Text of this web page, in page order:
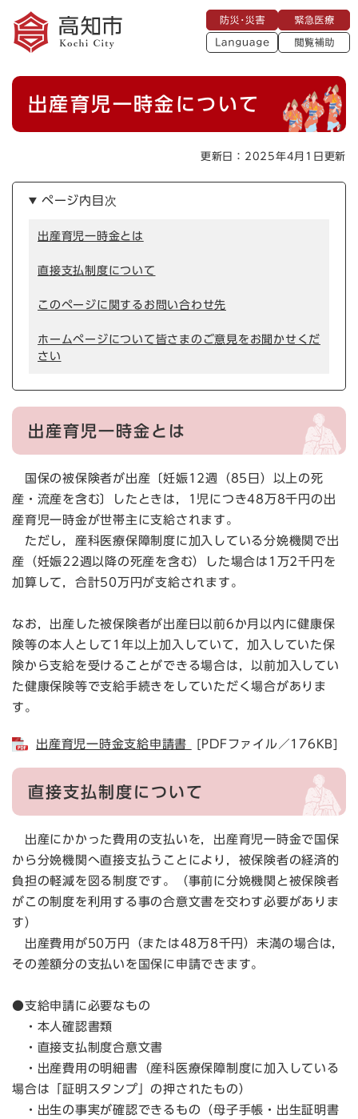
メニューを飛ばして本文へ
災
・
災
急
医
療
L
a
a
g
閲
助
本
出産育児一時金について
更新日：2025年4月1日更新
ページ内目次
出産育児一時金とは
直接支払制度について
このページに関するお問い合わせ先
ホームページについて皆さまのご意見をお聞かせくだ
さい
出産育児一時金とは
国保の被保険者が出産〔妊娠12週（85日）以上の死
産・流産を含む〕したときは，1児につき48万8千円の出
産育児一時金が世帯主に支給されます。
ただし，産科医療保障制度に加入している分娩機関で出
産（妊娠22週以降の死産を含む）した場合は1万2千円を
加算して，合計50万円が支給されます。
なお，出産した被保険者が出産日以前6か月以内に健康保
険等の本人として1年以上加入していて，加入していた保
険から支給を受けることができる場合は，以前加入してい
た健康保険等で支給手続きをしていただく場合がありま
す。
出産育児一時金支給申請書 [PDFファイル／176KB]
直接支払制度について
出産にかかった費用の支払いを，出産育児一時金で国保
から分娩機関へ直接支払うことにより，被保険者の経済的
負担の軽減を図る制度です。（事前に分娩機関と被保険者
がこの制度を利用する事の合意文書を交わす必要がありま
す）
出産費用が50万円（または48万8千円）未満の場合は，
その差額分の支払いを国保に申請できます。
●支給申請に必要なもの
・本人確認書類
・直接支払制度合意文書
・出産費用の明細書（産科医療保障制度に加入している
場合は「証明スタンプ」の押されたもの）
・出生の事実が確認できるもの（母子手帳・出生証明書